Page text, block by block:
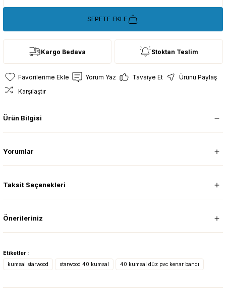
SEPETE EKLE
Kargo Bedava Stoktan Teslim
Yorum Yaz Tavsiye Et
Ürünü Paylaş
Karşılaştır
Ürün Bilgisi
Yorumlar
Taksit Seçenekleri
Önerileriniz
Etiketler :
kumsal starwood
starwood 40 kumsal 40 kumsal düz pvc kenar bandı